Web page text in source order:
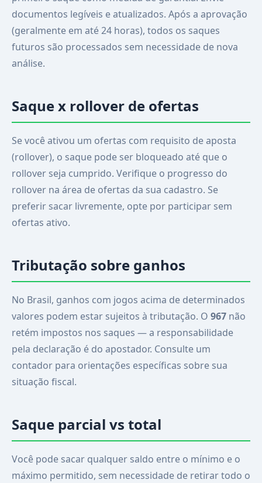
documentos legíveis e atualizados. Após a aprovação
(geralmente em até 24 horas), todos os saques
futuros são processados sem necessidade de nova
análise.
Saque x rollover de ofertas
Se você ativou um ofertas com requisito de aposta
(rollover), o saque pode ser bloqueado até que o
rollover seja cumprido. Verifique o progresso do
rollover na área de ofertas da sua cadastro. Se
preferir sacar livremente, opte por participar sem
ofertas ativo.
Tributação sobre ganhos
No Brasil, ganhos com jogos acima de determinados
valores podem estar sujeitos à tributação. O 967 não
retém impostos nos saques — a responsabilidade
pela declaração é do apostador. Consulte um
contador para orientações específicas sobre sua
situação fiscal.
Saque parcial vs total
Você pode sacar qualquer saldo entre o mínimo e o
máximo permitido, sem necessidade de retirar todo o